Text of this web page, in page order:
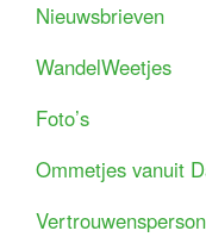
Nieuwsbrieven
WandelWeetjes
Foto’s
Ommetjes vanuit